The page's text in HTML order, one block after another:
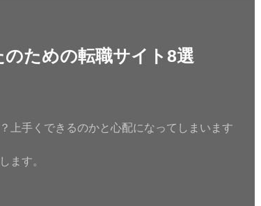
ための転職サイト8選
上手くできるのかと心配になってしまいます
ます。